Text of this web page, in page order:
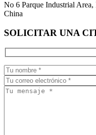
No 6 Parque Industrial
China
SOLICITAR UNA